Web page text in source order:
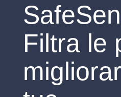
Filtra le